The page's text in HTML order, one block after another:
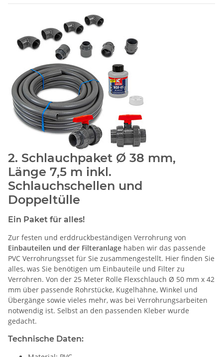
2. Schlauchpaket Ø 38 mm,
Länge 7,5 m inkl.
Schlauchschellen und
Doppeltülle
Ein Paket für alles!
Zur festen und erddruckbeständigen Verrohrung von
Einbauteilen und der Filteranlage haben wir das passende
PVC Verrohrungsset für Sie zusammengestellt. Hier finden Sie
alles, was Sie benötigen um Einbauteile und Filter zu
Verrohren. Von der 25 Meter Rolle Flexschlauch Ø 50 mm x 42
mm über passende Rohrstücke, Kugelhähne, Winkel und
Übergänge sowie vieles mehr, was bei Verrohrungsarbeiten
notwendig ist. Selbst an den passenden Kleber wurde
gedacht.
Technische Daten: